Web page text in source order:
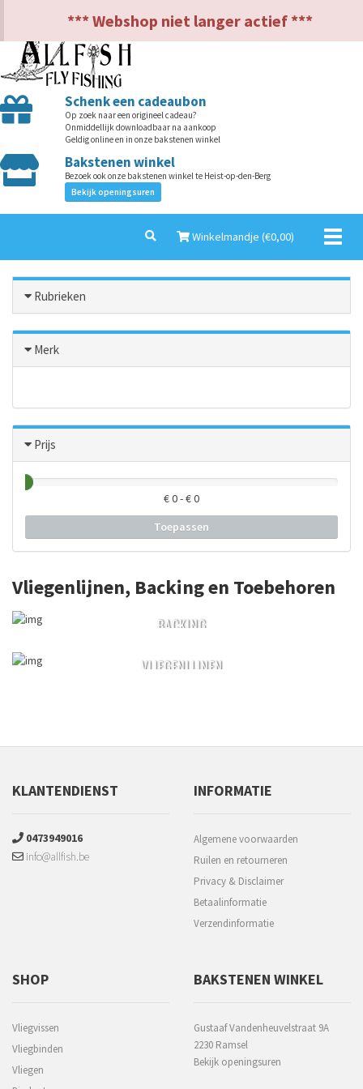
*** Webshop niet langer actief ***
Schenk een cadeaubon
Op zoek naar een origineel cadeau?
Onmiddellijk downloadbaar na aankoop
Geldig online en in onze bakstenen winkel
Bakstenen winkel
Bezoek ook onze bakstenen winkel te Heist-op-den-Berg
Bekijk openingsuren
Winkelmandje (€0,00)
Rubrieken
Merk
Prijs
€0- €0
Toepassen
Vliegenlijnen, Backing en Toebehoren
BACKING
VLIEGENLIJNEN
KLANTENDIENST
0473949016
info@allfish.be
INFORMATIE
Algemene voorwaarden
Ruilen en retourneren
Privacy & Disclaimer
Betaalinformatie
Verzendinformatie
SHOP
Vliegvissen
Vliegbinden
Vliegen
BAKSTENEN WINKEL
Gustaaf Vandenheuvelstraat 9A
2230 Ramsel
Bekijk openingsuren